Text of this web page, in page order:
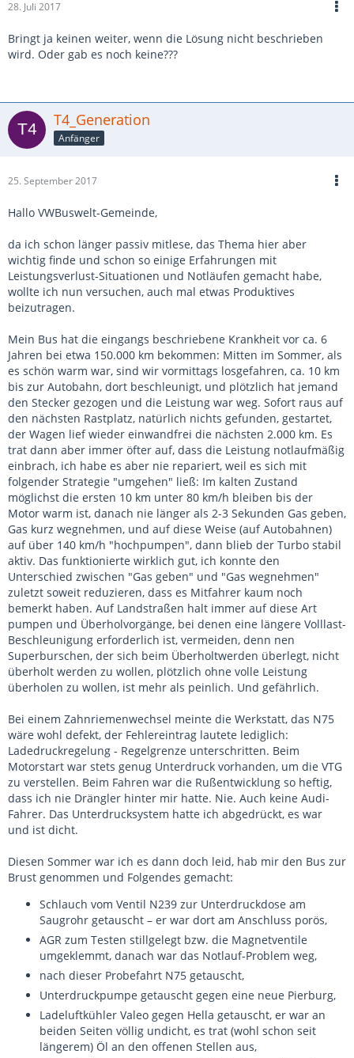
28. Juli 2017
Bringt ja keinen weiter, wenn die Lösung nicht beschrieben
wird. Oder gab es noch keine???
T4_Generation
Anfänger
25. September 2017
Hallo VWBuswelt-Gemeinde,
da ich schon länger passiv mitlese, das Thema hier aber
wichtig finde und schon so einige Erfahrungen mit
Leistungsverlust-Situationen und Notläufen gemacht habe,
wollte ich nun versuchen, auch mal etwas Produktives
beizutragen.
Mein Bus hat die eingangs beschriebene Krankheit vor ca. 6
Jahren bei etwa 150.000 km bekommen: Mitten im Sommer, als
es schön warm war, sind wir vormittags losgefahren, ca. 10 km
bis zur Autobahn, dort beschleunigt, und plötzlich hat jemand
den Stecker gezogen und die Leistung war weg. Sofort raus auf
den nächsten Rastplatz, natürlich nichts gefunden, gestartet,
der Wagen lief wieder einwandfrei die nächsten 2.000 km. Es
trat dann aber immer öfter auf, dass die Leistung notlaufmäßig
einbrach, ich habe es aber nie repariert, weil es sich mit
folgender Strategie "umgehen" ließ: Im kalten Zustand
möglichst die ersten 10 km unter 80 km/h bleiben bis der
Motor warm ist, danach nie länger als 2-3 Sekunden Gas geben,
Gas kurz wegnehmen, und auf diese Weise (auf Autobahnen)
auf über 140 km/h "hochpumpen", dann blieb der Turbo stabil
aktiv. Das funktionierte wirklich gut, ich konnte den
Unterschied zwischen "Gas geben" und "Gas wegnehmen"
zuletzt soweit reduzieren, dass es Mitfahrer kaum noch
bemerkt haben. Auf Landstraßen halt immer auf diese Art
pumpen und Überholvorgänge, bei denen eine längere Volllast-
Beschleunigung erforderlich ist, vermeiden, denn nen
Superburschen, der sich beim Überholtwerden überlegt, nicht
überholt werden zu wollen, plötzlich ohne volle Leistung
überholen zu wollen, ist mehr als peinlich. Und gefährlich.
Bei einem Zahnriemenwechsel meinte die Werkstatt, das N75
wäre wohl defekt, der Fehlereintrag lautete lediglich:
Ladedruckregelung - Regelgrenze unterschritten. Beim
Motorstart war stets genug Unterdruck vorhanden, um die VTG
zu verstellen. Beim Fahren war die Rußentwicklung so heftig,
dass ich nie Drängler hinter mir hatte. Nie. Auch keine Audi-
Fahrer. Das Unterdrucksystem hatte ich abgedrückt, es war
und ist dicht.
Diesen Sommer war ich es dann doch leid, hab mir den Bus zur
Brust genommen und Folgendes gemacht:
Schlauch vom Ventil N239 zur Unterdruckdose am
Saugrohr getauscht – er war dort am Anschluss porös,
AGR zum Testen stillgelegt bzw. die Magnetventile
umgeklemmt, danach war das Notlauf-Problem weg,
nach dieser Probefahrt N75 getauscht,
Unterdruckpumpe getauscht gegen eine neue Pierburg,
Ladeluftkühler Valeo gegen Hella getauscht, er war an
beiden Seiten völlig undicht, es trat (wohl schon seit
längerem) Öl an den offenen Stellen aus,